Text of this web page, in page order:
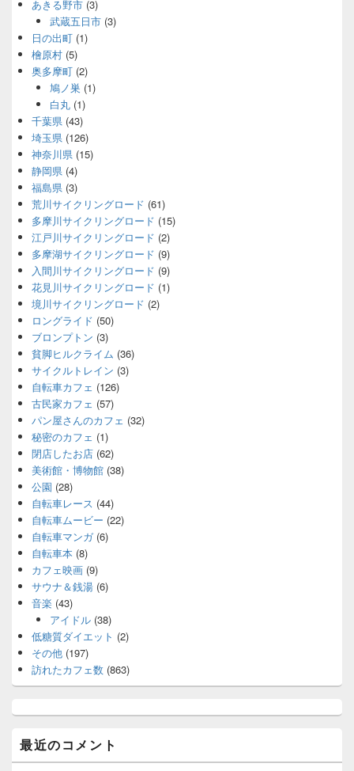
あきる野市 (3)
武蔵五日市(3)
日の出町 (1)
檜原村 (5)
奥多摩町 (2)
鳩ノ巣 (1)
白丸(1)
千葉県 (43)
埼玉県 (126)
神奈川県 (15)
静岡県 (4)
福島県 (3)
荒川サイクリングロード (61)
多摩川サイクリングロード (15)
江戸川サイクリングロード (2)
多摩湖サイクリングロード (9)
入間川サイクリングロード (9)
花見川サイクリングロード (1)
境川サイクリングロード (2)
ロングライド (50)
ブロンプトン (3)
貧脚ヒルクライム (36)
サイクルトレイン (3)
自転車カフェ (126)
古民家カフェ (57)
パン屋さんのカフェ (32)
秘密のカフェ (1)
閉店したお店 (62)
美術館・博物館 (38)
公園 (28)
自転車レース (44)
自転車ムービー (22)
自転車マンガ(6)
自転車本 (8)
カフェ映画 (9)
サウナ＆銭湯 (6)
音楽 (43)
アイドル(38)
低糖質ダイエット (2)
その他 (197)
訪れたカフェ数 (863)
最近のコメント